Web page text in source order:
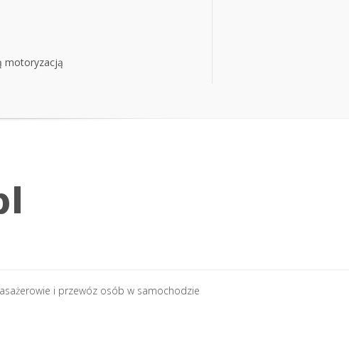
motoryzacją
i przewóz osób w samochodzie
i przewóz osób w samochodzie